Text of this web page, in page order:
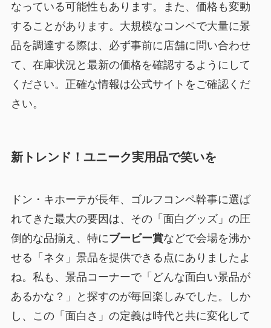
なっている可能性もあります。また、価格も変動
することがあります。大規模なコンペで大量に景
品を調達する際は、必ず事前に店舗に問い合わせ
て、在庫状況と最新の価格を確認するようにして
ください。正確な情報は公式サイトをご確認くだ
さい。
新トレンド！ユニーク実用品で笑いを
ドン・キホーテが長年、ゴルフコンペ幹事に選ば
れてきた最大の要因は、その「面白グッズ」の圧
倒的な品揃え、特にブービー賞などで会場を沸か
せる「ネタ」景品を提供できる点にありましたよ
ね。私も、景品コーナーで「どんな面白い景品が
あるかな？」と探すのが毎回楽しみでした。しか
し、この「面白さ」の定義は時代と共に変化して